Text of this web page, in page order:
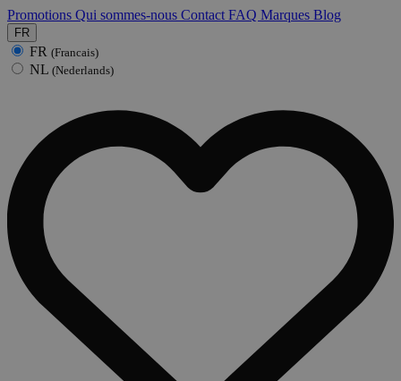
Promotions Qui sommes-nous Contact FAQ Marques Blog
FR
FR (Francais)
NL (Nederlands)